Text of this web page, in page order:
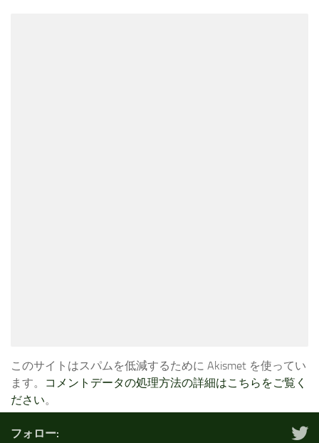
このサイトはスパムを低減するために Akismet を使ってい
ます。
コメントデータの処理方法の詳細はこちらをご覧く
ださい。
フォロー: